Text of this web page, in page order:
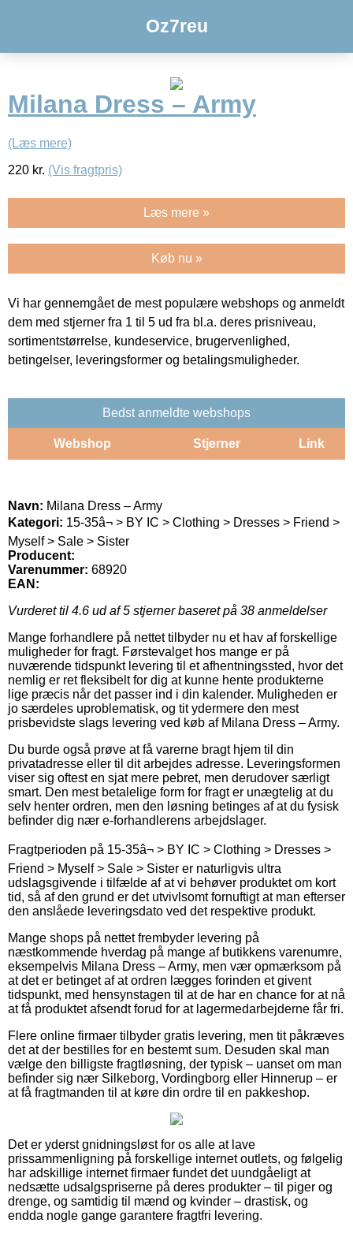
Oz7reu
Milana Dress – Army
(Læs mere)
220 kr. (Vis fragtpris)
Læs mere »
Køb nu »
Vi har gennemgået de mest populære webshops og anmeldt
dem med stjerner fra 1 til 5 ud fra bl.a. deres prisniveau,
sortimentstørrelse, kundeservice, brugervenlighed,
betingelser, leveringsformer og betalingsmuligheder.
Bedst anmeldte webshops
Webshop Stjerner Link
Navn: Milana Dress – Army
Kategori: 15-35â¬ > BY IC > Clothing > Dresses > Friend >
Myself > Sale > Sister
Producent:
Varenummer: 68920
EAN:
Vurderet til 4.6 ud af 5 stjerner baseret på 38 anmeldelser
Mange forhandlere på nettet tilbyder nu et hav af forskellige
muligheder for fragt. Førstevalget hos mange er på
nuværende tidspunkt levering til et afhentningssted, hvor det
nemlig er ret fleksibelt for dig at kunne hente produkterne
lige præcis når det passer ind i din kalender. Muligheden er
jo særdeles uproblematisk, og tit ydermere den mest
prisbevidste slags levering ved køb af Milana Dress – Army.
Du burde også prøve at få varerne bragt hjem til din
privatadresse eller til dit arbejdes adresse. Leveringsformen
viser sig oftest en sjat mere pebret, men derudover særligt
smart. Den mest betalelige form for fragt er unægtelig at du
selv henter ordren, men den løsning betinges af at du fysisk
befinder dig nær e-forhandlerens arbejdslager.
Fragtperioden på 15-35â¬ > BY IC > Clothing > Dresses >
Friend > Myself > Sale > Sister er naturligvis ultra
udslagsgivende i tilfælde af at vi behøver produktet om kort
tid, så af den grund er det utvivlsomt fornuftigt at man efterser
den anslåede leveringsdato ved det respektive produkt.
Mange shops på nettet frembyder levering på
næstkommende hverdag på mange af butikkens varenumre,
eksempelvis Milana Dress – Army, men vær opmærksom på
at det er betinget af at ordren lægges forinden et givent
tidspunkt, med hensynstagen til at de har en chance for at nå
at få produktet afsendt forud for at lagermedarbejderne får fri.
Flere online firmaer tilbyder gratis levering, men tit påkræves
det at der bestilles for en bestemt sum. Desuden skal man
vælge den billigste fragtløsning, der typisk – uanset om man
befinder sig nær Silkeborg, Vordingborg eller Hinnerup – er
at få fragtmanden til at køre din ordre til en pakkeshop.
Det er yderst gnidningsløst for os alle at lave
prissammenligning på forskellige internet outlets, og følgelig
har adskillige internet firmaer fundet det uundgåeligt at
nedsætte udsalgspriserne på deres produkter – til piger og
drenge, og samtidig til mænd og kvinder – drastisk, og
endda nogle gange garantere fragtfri levering.